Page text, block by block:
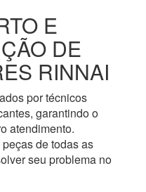
E
DE
RINNAI
por técnicos
garantindo o
atendimento.
de todas as
seu problema no